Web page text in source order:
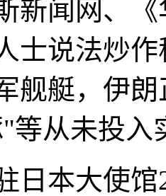
新闻网、
士说法炒
舰艇，伊
等从未投入
日本大使